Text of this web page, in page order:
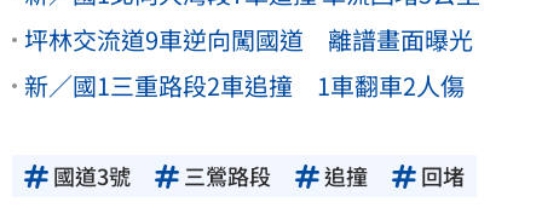
坪林交流道9車逆向闖國道 離譜畫面曝光
新／國1三重路段2車追撞 1車翻車2人傷
國道3號 三鶯路段 追撞 回堵